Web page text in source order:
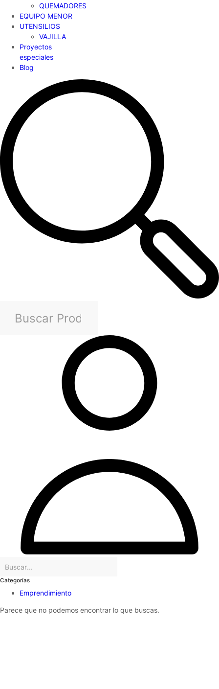
QUEMADORES
EQUIPO MENOR
UTENSILIOS
VAJILLA
Proyectos
especiales
Blog
Categorías
Emprendimiento
Parece que no podemos encontrar lo que buscas.